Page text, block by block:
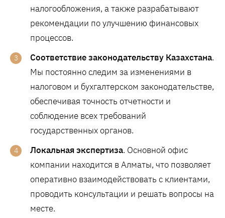
налогообложения, а также разрабатывают
рекомендации по улучшению финансовых
процессов.
Соответствие законодательству Казахстана.
Мы постоянно следим за изменениями в
налоговом и бухгалтерском законодательстве,
обеспечивая точность отчетности и
соблюдение всех требований
государственных органов.
Локальная экспертиза. Основной офис
компании находится в Алматы, что позволяет
оперативно взаимодействовать с клиентами,
проводить консультации и решать вопросы на
месте.